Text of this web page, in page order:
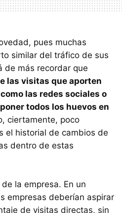
pues muchas
similar del tráfico de sus
de más recordar que
las visitas que aporten
las redes sociales o
todos los huevos en
ciertamente, poco
el historial de cambios de
dentro de estas
la empresa. En un
empresas deberían aspirar
de visitas directas, sin